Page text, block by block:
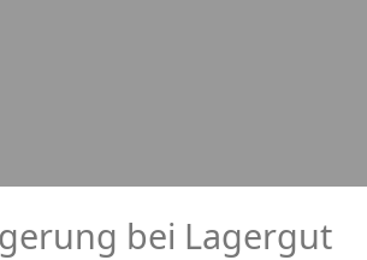
bei Lagergut